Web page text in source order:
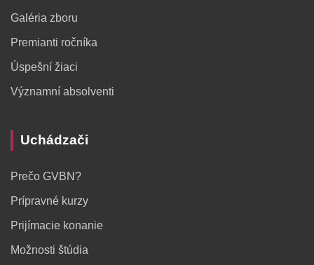
Galéria zboru
Premianti ročníka
Úspešní žiaci
Významní absolventi
Uchádzači
Prečo GVBN?
Prípravné kurzy
Prijímacie konanie
Možnosti štúdia